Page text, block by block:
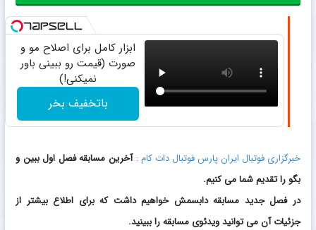
ابزار کامل برای اصلاح مو و
صورت (قیمت رو ببینی باور
نمیکنی!)
باتخفیف بخر
خبرگزاری فوتبال ایران پارس فوتبال دات کام : آخرین مسابقه فصل اول ببین و
بگو را تقدیم شما می کنیم.
در فصل جدید مسابقه دابسمش خواهیم داشت که برای اطلاع بیشتر از
جزئیات آن می توانید ویدئوی مسابقه را ببینید.